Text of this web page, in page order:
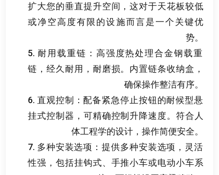
扩大您的垂直提升空间 ，这对于天花板较低
或净空高度有限的设施而言是一个关键优
势。
5. 耐用载重链 ： 高强度热处理合金钢载重
链 ， 经久耐用 ， 耐磨损。 内置链条收纳盒 ，
确保操作整洁有序。
6. 直观控制 ：配备紧急停止按钮的耐候型悬
挂式控制器 ， 可精确控制升降速度。符合人
体工程学的设计 ， 操作简便安全。
7. 多种安装选项 ：提供多种安装选项 ， 灵活
性强 ， 包括挂钩式、 手推小车或电动小车系